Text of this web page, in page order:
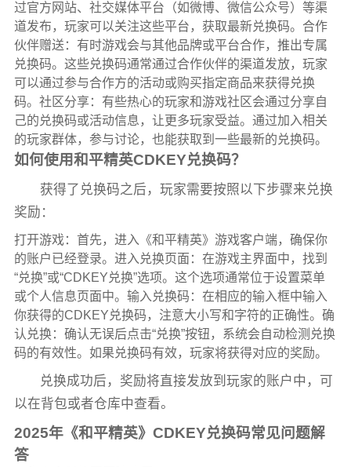
过官方网站、社交媒体平台（如微博、微信公众号）等渠
道发布，玩家可以关注这些平台，获取最新兑换码。合作
伙伴赠送：有时游戏会与其他品牌或平台合作，推出专属
兑换码。这些兑换码通常通过合作伙伴的渠道发放，玩家
可以通过参与合作方的活动或购买指定商品来获得兑换
码。社区分享：有些热心的玩家和游戏社区会通过分享自
己的兑换码或活动信息，让更多玩家受益。通过加入相关
的玩家群体，参与讨论，也能获取到一些最新的兑换码。
如何使用和平精英CDKEY兑换码？
获得了兑换码之后，玩家需要按照以下步骤来兑换
奖励：
打开游戏：首先，进入《和平精英》游戏客户端，确保你
的账户已经登录。进入兑换页面：在游戏主界面中，找到
“兑换”或“CDKEY兑换”选项。这个选项通常位于设置菜单
或个人信息页面中。输入兑换码：在相应的输入框中输入
你获得的CDKEY兑换码，注意大小写和字符的正确性。确
认兑换：确认无误后点击“兑换”按钮，系统会自动检测兑换
码的有效性。如果兑换码有效，玩家将获得对应的奖励。
兑换成功后，奖励将直接发放到玩家的账户中，可
以在背包或者仓库中查看。
2025年《和平精英》CDKEY兑换码常见问题解
答